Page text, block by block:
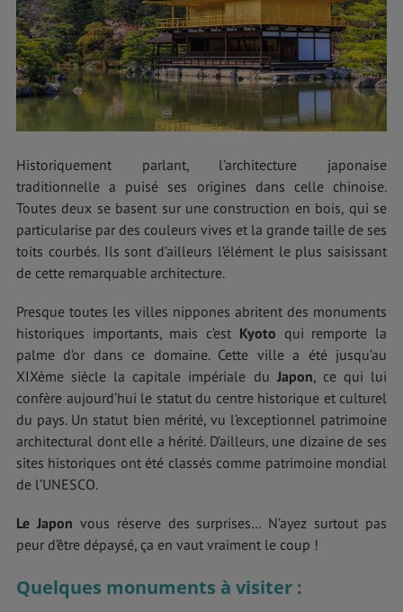
Historiquement parlant, l’architecture japonaise
traditionnelle a puisé ses origines dans celle chinoise.
Toutes deux se basent sur une construction en bois, qui se
particularise par des couleurs vives et la grande taille de ses
toits courbés. Ils sont d’ailleurs l’élément le plus saisissant
de cette remarquable architecture.
Presque toutes les villes nippones abritent des monuments
historiques importants, mais c’est Kyoto qui remporte la
palme d’or dans ce domaine. Cette ville a été jusqu’au
XIXème siècle la capitale impériale duJapon, ce qui lui
confère aujourd’hui le statut du centre historique et culturel
du pays. Un statut bien mérité, vu l’exceptionnel patrimoine
architectural dont elle a hérité. D’ailleurs, une dizaine de ses
sites historiques ont été classés comme patrimoine mondial
de l’UNESCO.
Le Japon vous réserve des surprises… N’ayez surtout pas
peur d’être dépaysé, ça en vaut vraiment le coup !
Quelques monuments à visiter :